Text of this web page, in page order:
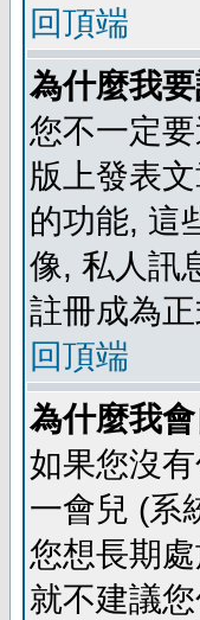
回頂端
為什麼我
您不一定
版上發表
的功能, 這
像, 私人訊
註冊成為
回頂端
為什麼我
如果您沒
一會兒 (系
您想長期
就不建議